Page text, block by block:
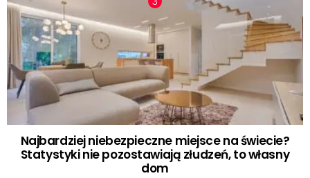
Najbardziej niebezpieczne miejsce na świecie?
Statystyki nie pozostawiają złudzeń, to własny
dom